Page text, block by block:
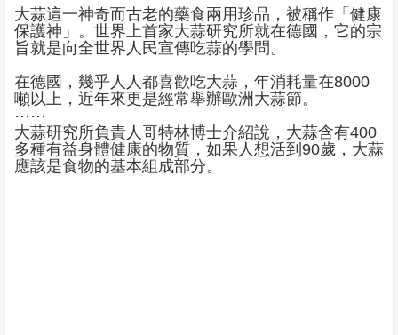
大蒜這一神奇而古老的藥食兩用珍品，被稱作「健康
保護神」。世界上首家大蒜研究所就在德國，它的宗
旨就是向全世界人民宣傳吃蒜的學問。
在德國，幾乎人人都喜歡吃大蒜，年消耗量在8000
噸以上，近年來更是經常舉辦歐洲大蒜節。
⋯⋯
大蒜研究所負責人哥特林博士介紹說，大蒜含有400
多種有益身體健康的物質，如果人想活到90歲，大蒜
應該是食物的基本組成部分。